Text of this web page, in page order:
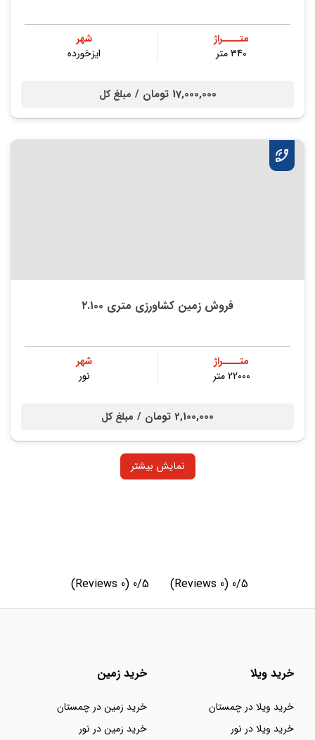
متــــراژ
340 متر
شهر
ایزخورده
17,000,000 تومان / مبلغ کل
فروش زمین کشاورزی متری ۲.۱۰۰
متــــراژ
22000 متر
شهر
نور
2,100,000 تومان / مبلغ کل
نمایش بیشتر
0/5
(0 Reviews)
0/5
(0 Reviews)
خرید ویلا
خرید ویلا در چمستان
خرید ویلا در نور
خرید زمین
خرید زمین در چمستان
خرید زمین در نور